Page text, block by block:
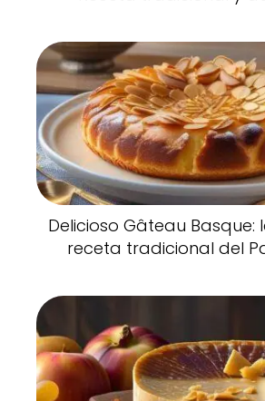
Delicioso Gâteau Basque:
receta tradicional del